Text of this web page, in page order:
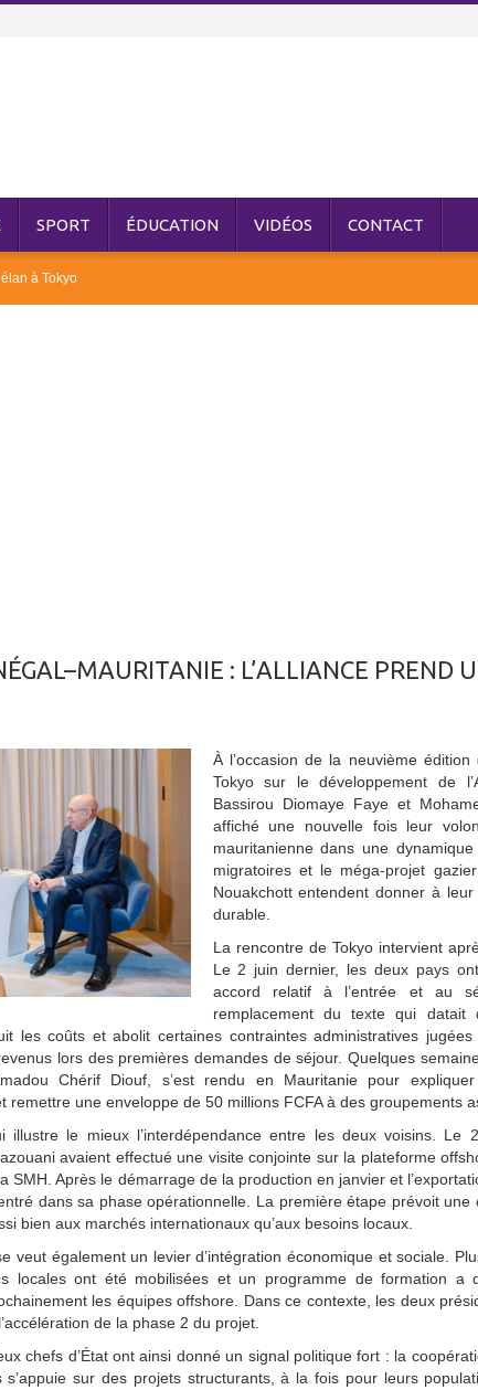
SPORT ÉDUCATION VIDÉOS CONTACT
à Tokyo
: L’ALLIANCE PREND
À l’occasion de la neuvième
Tokyo sur le développement de
Bassirou Diomaye Faye et
affiché une nouvelle fois leur
mauritanienne dans une
migratoires et le méga-projet
Nouakchott entendent donner à
durable.
La rencontre de Tokyo intervient
Le 2 juin dernier, les deux pays
accord relatif à l’entrée et au
remplacement du texte qui datait
les coûts et abolit certaines contraintes administratives jugées
lors des premières demandes de séjour. Quelques
Chérif Diouf, s’est rendu en Mauritanie pour
remettre une enveloppe de 50 millions FCFA à des groupements
illustre le mieux l’interdépendance entre les deux voisins. Le
avaient effectué une visite conjointe sur la plateforme
SMH. Après le démarrage de la production en janvier et
dans sa phase opérationnelle. La première étape prévoit
bien aux marchés internationaux qu’aux besoins locaux.
veut également un levier d’intégration économique et sociale.
locales ont été mobilisées et un programme de formation a
les équipes offshore. Dans ce contexte, les deux
de la phase 2 du projet.
chefs d’État ont ainsi donné un signal politique fort : la
s’appuie sur des projets structurants, à la fois pour leurs